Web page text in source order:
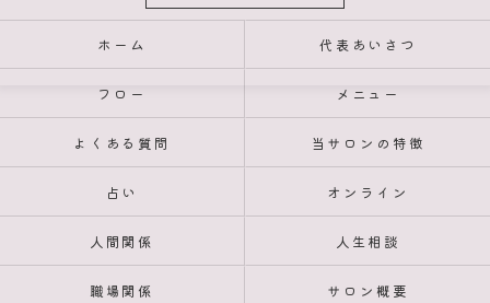
ホーム 代表あいさつ
フロー メニュー
よくある質問 当サロンの特徴
占い オンライン
人間関係 人生相談
職場関係 サロン概要